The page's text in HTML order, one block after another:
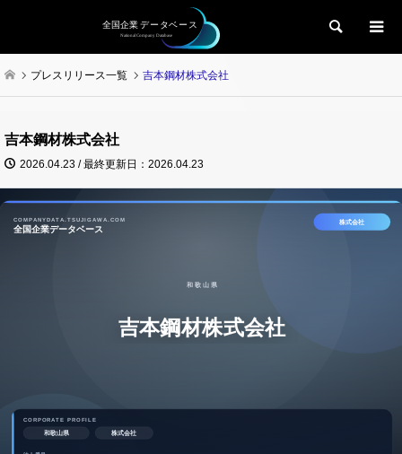
検索
プレスリリース一覧 吉本鋼材株式会社
吉本鋼材株式会社
2026.04.23 / 最終更新日：2026.04.23